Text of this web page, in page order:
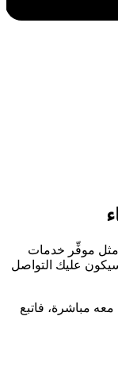
موفِّر خدمات
عليك التواصل
مباشرة، فاتبع